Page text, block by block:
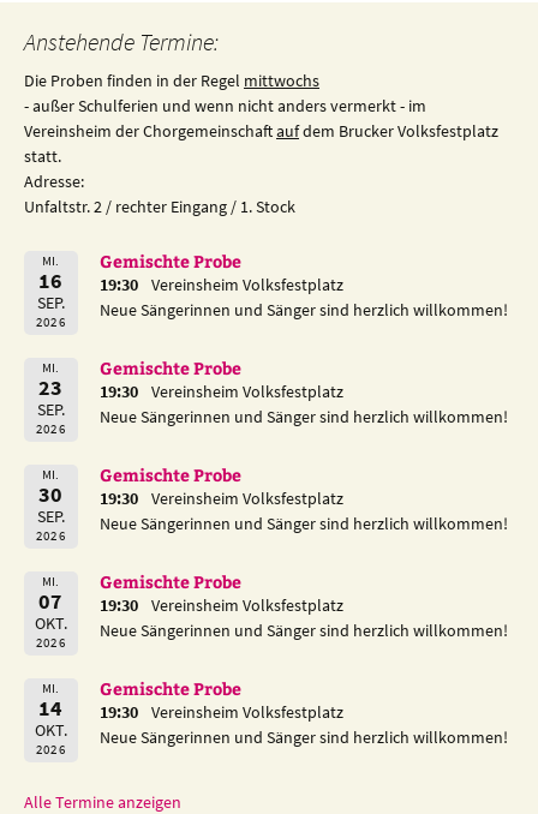
Anstehende Termine:
Die Proben finden in der Regel mittwochs
- außer Schulferien und wenn nicht anders vermerkt - im
Vereinsheim der Chorgemeinschaftaufdem Brucker Volksfestplatz
statt.
Adresse:
Unfaltstr. 2 / rechter Eingang / 1. Stock
MI.
16
SEP.
2026
Gemischte Probe
19:30
Vereinsheim Volksfestplatz
Neue Sängerinnen und Sänger sind herzlich willkommen!
MI.
23
SEP.
2026
Gemischte Probe
19:30
Vereinsheim Volksfestplatz
Neue Sängerinnen und Sänger sind herzlich willkommen!
MI.
30
SEP.
2026
Gemischte Probe
19:30
Vereinsheim Volksfestplatz
Neue Sängerinnen und Sänger sind herzlich willkommen!
MI.
07
OKT.
2026
Gemischte Probe
19:30
Vereinsheim Volksfestplatz
Neue Sängerinnen und Sänger sind herzlich willkommen!
MI.
14
OKT.
2026
Gemischte Probe
19:30
Vereinsheim Volksfestplatz
Neue Sängerinnen und Sänger sind herzlich willkommen!
Alle Termine anzeigen